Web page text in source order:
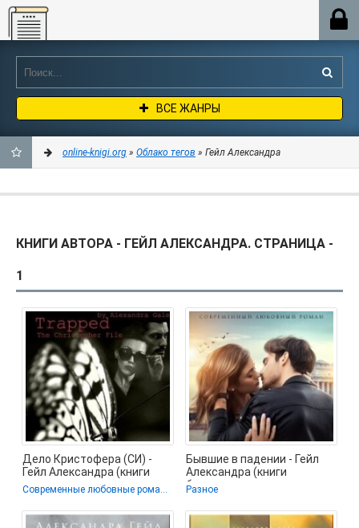
Online-knigi.org
ВСЕ ЖАНРЫ
ЗАКЛАДКИ
online-knigi.org » Облако тегов » Гейл Александра
КНИГИ АВТОРА - ГЕЙЛ АЛЕКСАНДРА. СТРАНИЦА -
1
Дело Кристофера (СИ) -
Гейл Александра (книги
серия книги читать
бесплатно
Современные любовные романы
Бывшие в падении - Гейл
Александра (книги
бесплатно полные версии
Разное